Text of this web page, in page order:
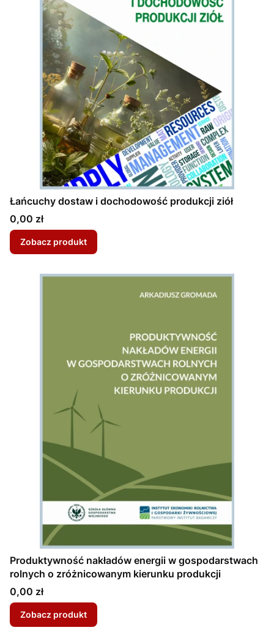
Łańcuchy dostaw i dochodowość produkcji ziół
Cena
0,00 zł
Zobacz produkt
Produktywność nakładów energii w gospodarstwach
rolnych o zróżnicowanym kierunku produkcji
Cena
0,00 zł
Zobacz produkt